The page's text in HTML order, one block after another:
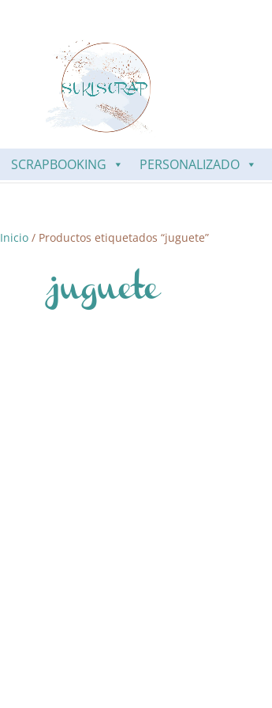
SCRAPBOOKING PERSONALIZADO
Inicio/ Productos etiquetados “juguete”
juguete